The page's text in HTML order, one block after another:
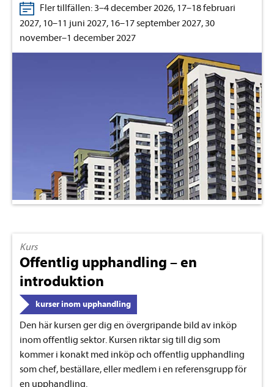
Fler tillfällen: 3–4 december 2026, 17–18 februari
2027, 10–11 juni 2027, 16–17 september 2027, 30
november–1 december 2027
Kurs
Offentlig upphandling – en
introduktion
kurser inom upphandling
Den här kursen ger dig en övergripande bild av inköp
inom offentlig sektor. Kursen riktar sig till dig som
kommer i konakt med inköp och offentlig upphandling
som chef, beställare, eller medlem i en referensgrupp för
en upphandling.